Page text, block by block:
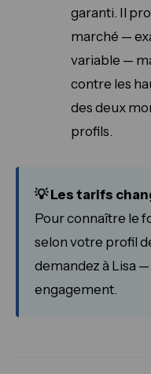
garanti. Il
marché —
variable —
contre les
des deux
profils.
💡 Les tarifs
Pour connaître le
selon votre profil
demandez à Lisa
engagement.